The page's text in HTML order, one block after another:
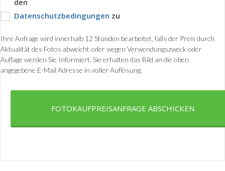
den
Datenschutzbedingungen zu
Ihre Anfrage wird innerhalb 12 Stunden bearbeitet, falls der Preis durch
Aktualität des Fotos abweicht oder wegen Verwendungszweck oder
Auflage werden Sie Informiert. Sie erhalten das Bild an die oben
angegebene E-Mail Adresse in voller Auflösung.
FOTOKAUFPREISANFRAGE ABSCHICKEN